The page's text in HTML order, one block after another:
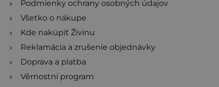
Podmienky ochrany osobných údajov
Všetko o nákupe
Kde nakúpiť Živinu
Reklamácia a zrušenie objednávky
Doprava a platba
Věrnostní program